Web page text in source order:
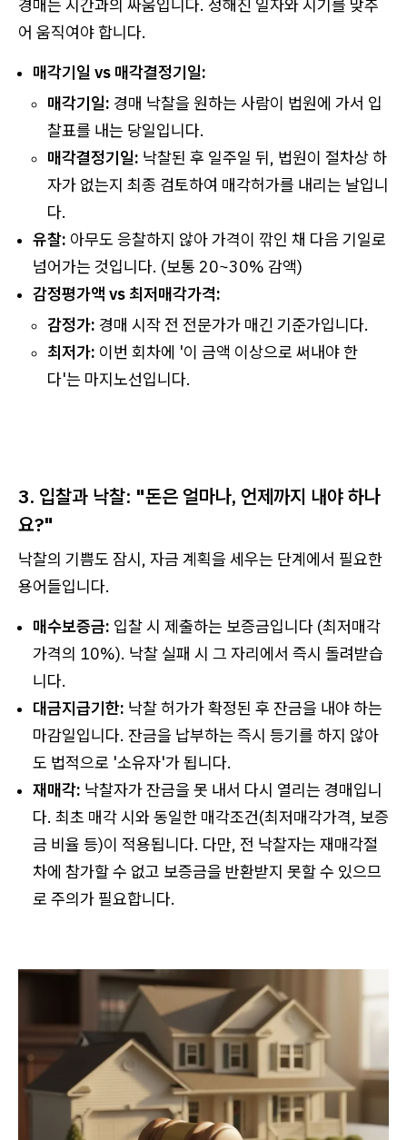
경매는 시간과의 싸움입니다. 정해진 일자와 시기를 맞추
어 움직여야 합니다.
매각기일 vs 매각결정기일:
매각기일: 경매 낙찰을 원하는 사람이 법원에 가서 입
찰표를 내는 당일입니다.
매각결정기일: 낙찰된 후 일주일 뒤, 법원이 절차상 하
자가 없는지 최종 검토하여 매각허가를 내리는 날입니
다.
유찰: 아무도 응찰하지 않아 가격이 깎인 채 다음 기일로
넘어가는 것입니다. (보통 20~30% 감액)
감정평가액 vs 최저매각가격:
감정가: 경매 시작 전 전문가가 매긴 기준가입니다.
최저가: 이번 회차에 '이 금액 이상으로 써내야 한
다'는 마지노선입니다.
3. 입찰과 낙찰: "돈은 얼마나, 언제까지 내야 하나
요?"
낙찰의 기쁨도 잠시, 자금 계획을 세우는 단계에서 필요한
용어들입니다.
매수보증금: 입찰 시 제출하는 보증금입니다 (최저매각
가격의 10%). 낙찰 실패 시 그 자리에서 즉시 돌려받습
니다.
대금지급기한: 낙찰 허가가 확정된 후 잔금을 내야 하는
마감일입니다. 잔금을 납부하는 즉시 등기를 하지 않아
도 법적으로 '소유자'가 됩니다.
재매각: 낙찰자가 잔금을 못 내서 다시 열리는 경매입니
다. 최초 매각 시와 동일한 매각조건(최저매각가격, 보증
금 비율 등)이 적용됩니다. 다만, 전 낙찰자는 재매각절
차에 참가할 수 없고 보증금을 반환받지 못할 수 있으므
로 주의가 필요합니다.